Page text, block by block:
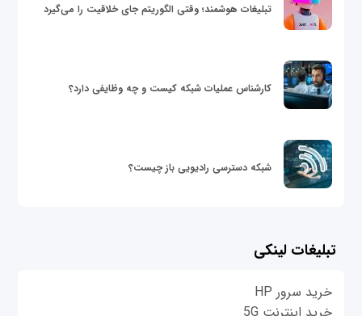
تبلیغات هوشمند؛ وقتی الگوریتم جای خلاقیت را می‌گیرد
کارشناس عملیات شبکه کیست و چه وظایفی دارد؟
شبکه دسترسی رادیویی باز چیست؟
تبلیغات لینکی
خرید سرور HP